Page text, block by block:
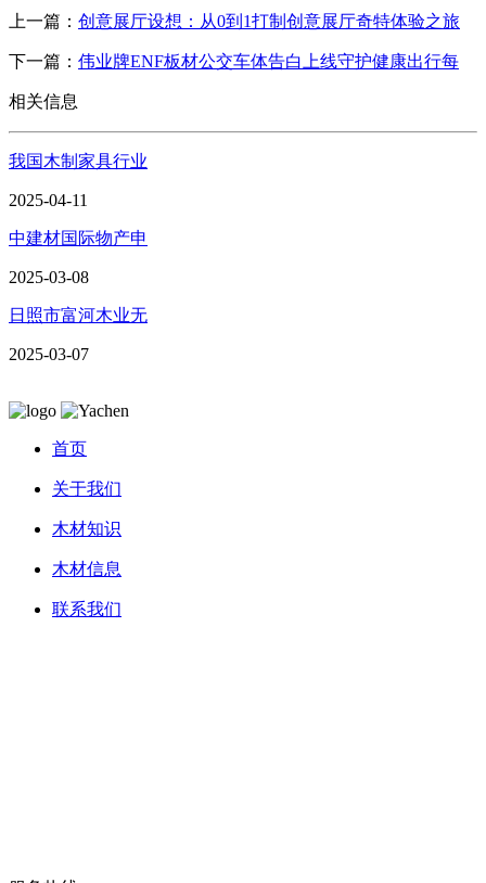
上一篇： 创意展厅设想：从0到1打制创意展厅奇特体验之旅
下一篇： 伟业牌ENF板材公交车体告白上线守护健康出行每
相关信息
我国木制家具行业
2025-04-11
中建材国际物产申
2025-03-08
日照市富河木业无
2025-03-07
首页
关于我们
木材知识
木材信息
联系我们